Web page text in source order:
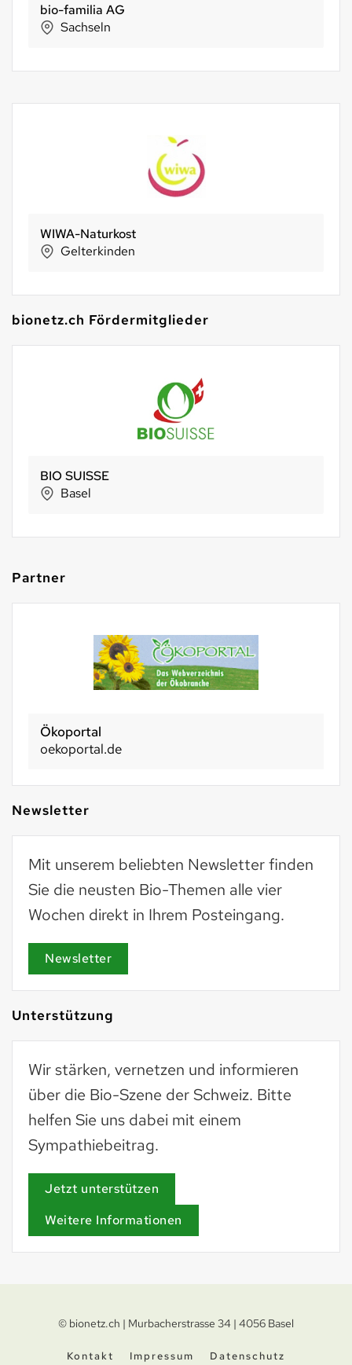
bio-familia AG
Sachseln
WIWA-Naturkost
Gelterkinden
bionetz.ch Fördermitglieder
BIO SUISSE
Basel
Partner
Ökoportal
oekoportal.de
Newsletter
Mit unserem beliebten Newsletter finden
Sie die neusten Bio-Themen alle vier
Wochen direkt in Ihrem Posteingang.
Newsletter
Unterstützung
Wir stärken, vernetzen und informieren
über die Bio-Szene der Schweiz. Bitte
helfen Sie uns dabei mit einem
Sympathiebeitrag.
Jetzt unterstützen
Weitere Informationen
© bionetz.ch | Murbacherstrasse 34 | 4056 Basel
Kontakt Impressum Datenschutz